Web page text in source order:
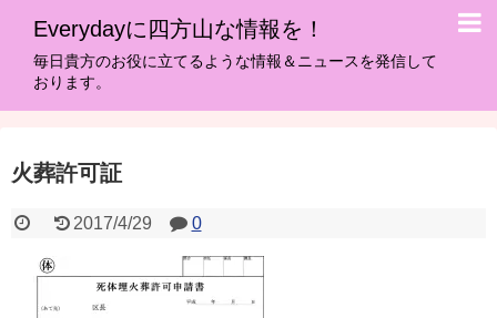
Everydayに四方山な情報を！
毎日貴方のお役に立てるような情報＆ニュースを発信して
おります。
火葬許可証
2017/4/29 0